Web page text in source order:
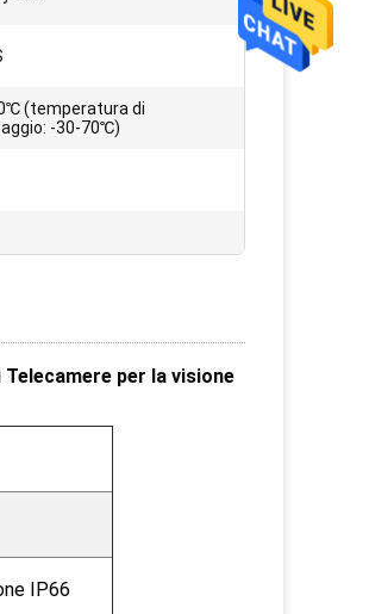
(temperatura di
-30-70℃)
per la visione
IP66